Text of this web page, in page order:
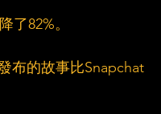
82%。
布的故事比Snapchat